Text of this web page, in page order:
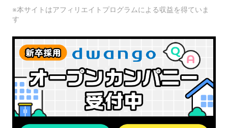
※本サイトはアフィリエイトプログラムによる収益を得ていま
す